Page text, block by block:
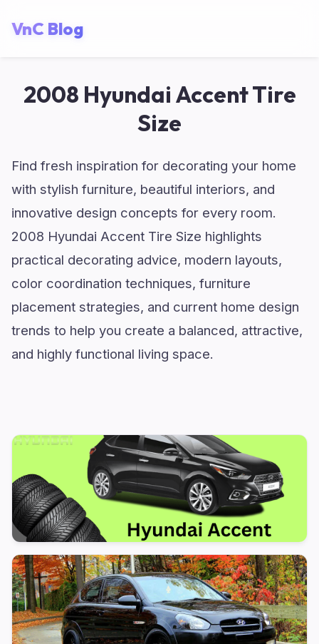
VnC Blog
2008 Hyundai Accent Tire
Size
Find fresh inspiration for decorating your home
with stylish furniture, beautiful interiors, and
innovative design concepts for every room.
2008 Hyundai Accent Tire Size highlights
practical decorating advice, modern layouts,
color coordination techniques, furniture
placement strategies, and current home design
trends to help you create a balanced, attractive,
and highly functional living space.